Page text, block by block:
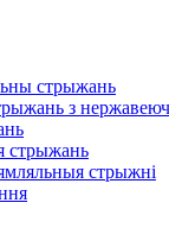
стрыжань
з
стрыжань
стрыжні